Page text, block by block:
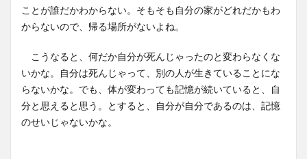
ことが誰だかわからない。そもそも自分の家がどれだかもわ
からないので、帰る場所がないよね。
こうなると、何だか自分が死んじゃったのと変わらなくな
いかな。自分は死んじゃって、別の人が生きていることにな
らないかな。でも、体が変わっても記憶が続いていると、自
分と思えると思う。とすると、自分が自分であるのは、記憶
のせいじゃないかな。